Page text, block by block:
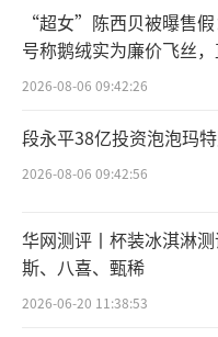
打个不算恰当
阵是不同App之间
供电与工作；千问
串联，流量按顺序
中，千问做好意图
当接口被推到
户拉进来，由AI助
各类需求。
“超女”陈西贝被曝售
号称鹅绒实为廉价飞丝
百万元
2026-08-06 09:42:26
段永平38亿投资泡泡玛
2026-08-06 09:42:56
华网测评丨杯装冰淇淋
斯、八喜、甄稀
2026-06-20 11:38:53